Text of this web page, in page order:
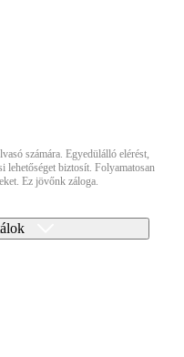
számára. Egyedülálló elérést,
lehetőséget biztosít. Folyamatosan
Ez jövőnk záloga.